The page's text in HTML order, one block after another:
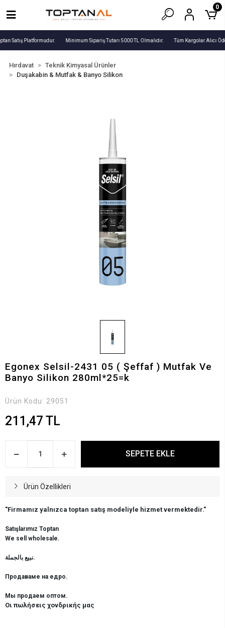
Satış Platformudur. Minimum Sipariş Tutarı 5000 TL Olmalıdır. Tüm Kargolar Alıcı
0
Hırdavat
Teknik Kimyasal Ürünler
Duşakabin & Mutfak & Banyo Silikon
Egonex Selsil-2431 05 ( Şeffaf ) Mutfak Ve
Banyo Silikon 280ml*25=k
Ürün Kodu: 29051
211,47 TL
SEPETE EKLE
Ürün Özellikleri
"Firmamız yalnızca toptan satış modeliyle hizmet vermektedir."
Satışlarımız Toptan
We sell wholesale.
نبيع بالجملة.
Продаваме на едро.
Мы продаем оптом.
Οι πωλήσεις χονδρικής μας